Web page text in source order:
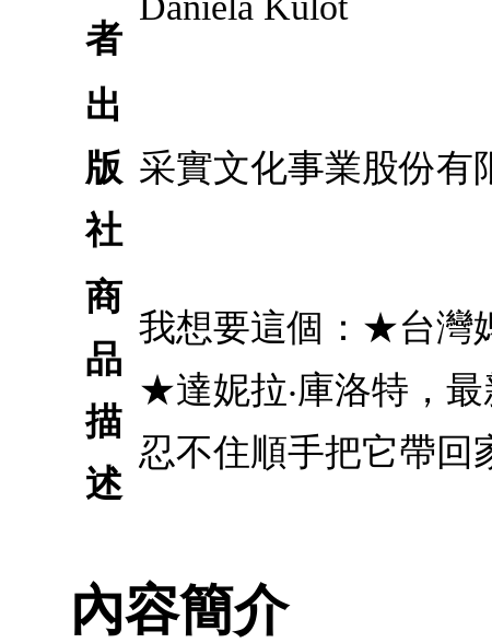
者
出
版
社
采實文化事業股份有
商
品
描
述
我想要這個：★台灣
★達妮拉‧庫洛特，
忍不住順手把它帶回
內容簡介